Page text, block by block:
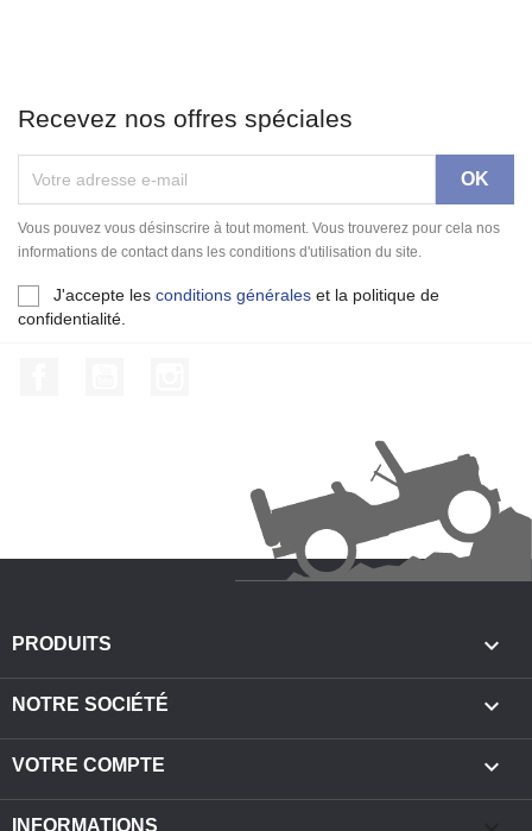
Recevez nos offres spéciales
Vous pouvez vous désinscrire à tout moment. Vous trouverez pour cela nos
informations de contact dans les conditions d'utilisation du site.
J'accepte les conditions générales et la politique de
confidentialité.
PRODUITS 
NOTRE SOCIÉTÉ 
VOTRE COMPTE 
INFORMATIONS